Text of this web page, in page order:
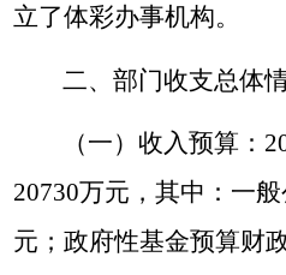
立了体彩办事机构。
二、部门收支总体
（一）收入预算 ：
20730万元，其中：一
元； 政府性基金预算财